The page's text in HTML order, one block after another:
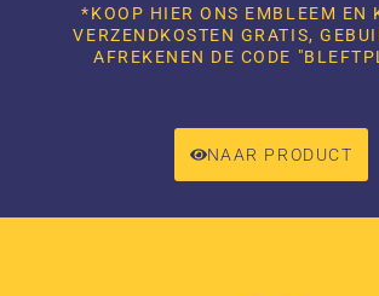
*KOOP HIER ONS EMBLEEM EN
VERZENDKOSTEN GRATIS,
AFREKENEN DE CODE
NAAR PRODUCT